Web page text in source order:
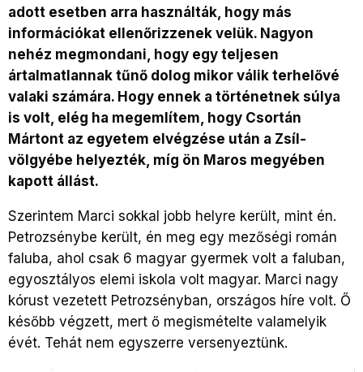
adott esetben arra használták, hogy más
információkat ellenőrizzenek velük. Nagyon
nehéz megmondani, hogy egy teljesen
ártalmatlannak tűnő dolog mikor válik terhelővé
valaki számára. Hogy ennek a történetnek súlya
is volt, elég ha megemlítem, hogy Csortán
Mártont az egyetem elvégzése után a Zsíl-
völgyébe helyezték, míg ön Maros megyében
kapott állást.
Szerintem Marci sokkal jobb helyre került, mint én.
Petrozsénybe került, én meg egy mezőségi román
faluba, ahol csak 6 magyar gyermek volt a faluban,
egyosztályos elemi iskola volt magyar. Marci nagy
kórust vezetett Petrozsényban, országos híre volt. Ő
később végzett, mert ő megismételte valamelyik
évét. Tehát nem egyszerre versenyeztünk.